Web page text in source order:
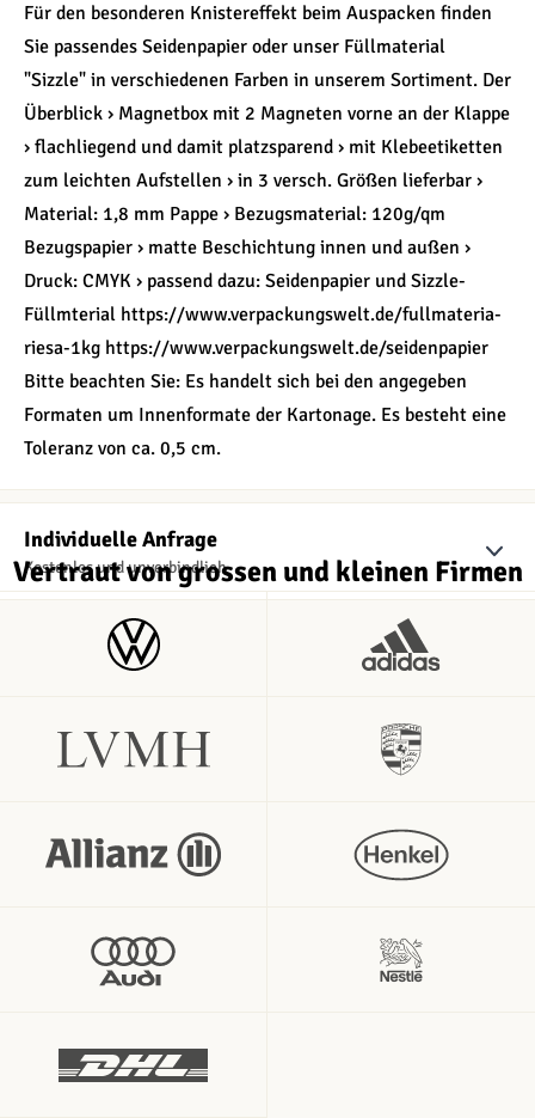
Für den besonderen Knistereffekt beim Auspacken finden
Sie passendes Seidenpapier oder unser Füllmaterial
"Sizzle" in verschiedenen Farben in unserem Sortiment. Der
Überblick › Magnetbox mit 2 Magneten vorne an der Klappe
› flachliegend und damit platzsparend › mit Klebeetiketten
zum leichten Aufstellen › in 3 versch. Größen lieferbar ›
Material: 1,8 mm Pappe › Bezugsmaterial: 120g/qm
Bezugspapier › matte Beschichtung innen und außen ›
Druck: CMYK › passend dazu: Seidenpapier und Sizzle-
Füllmterial https://www.verpackungswelt.de/fullmateria-
riesa-1kg https://www.verpackungswelt.de/seidenpapier
Bitte beachten Sie: Es handelt sich bei den angegeben
Formaten um Innenformate der Kartonage. Es besteht eine
Toleranz von ca. 0,5 cm.
Individuelle Anfrage
Kostenlos und unverbindlich
Vertraut von grossen und kleinen Firmen